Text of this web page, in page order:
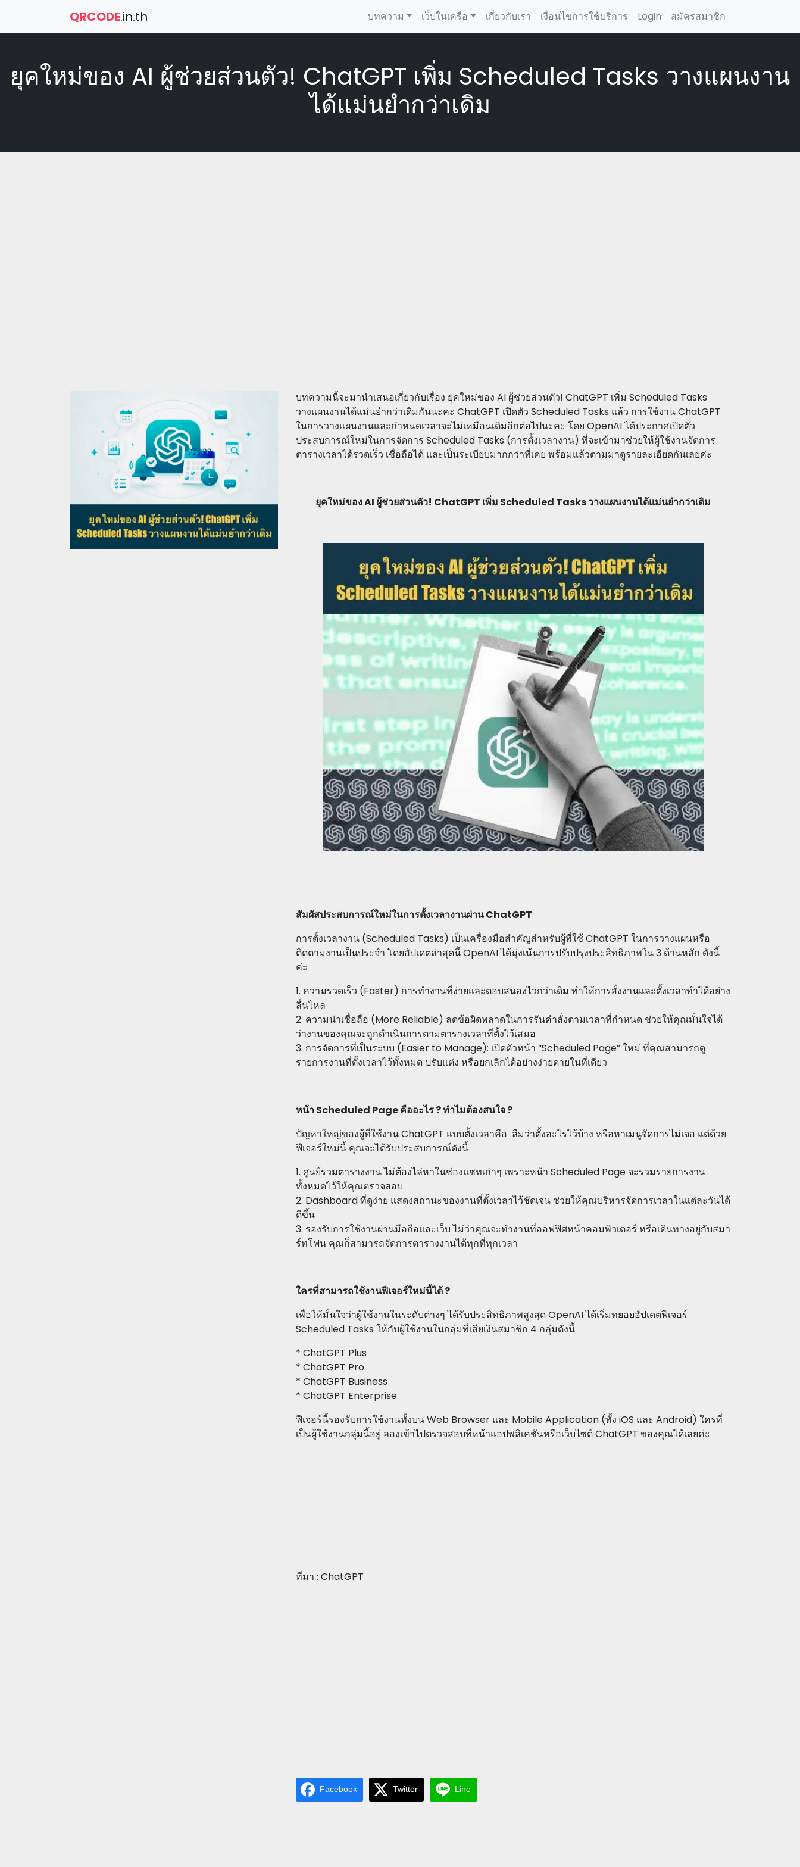
QRCODE.in.th บทความ เว็บในเครือ เกี่ยวกับเรา เงื่อนไขการใช้บริการ Login สมัครสมาชิก
ยุคใหม่ของ AI ผู้ช่วยส่วนตัว! ChatGPT เพิ่ม Scheduled Tasks วางแผนงาน
ได้แม่นยำกว่าเดิม
บทความนี้จะมานำเสนอเกี่ยวกับเรื่อง ยุคใหม่ของ AI ผู้ช่วยส่วนตัว! ChatGPT เพิ่ม Scheduled Tasks
วางแผนงานได้แม่นยำกว่าเดิมกันนะคะ ChatGPT เปิดตัว Scheduled Tasks แล้ว การใช้งาน ChatGPT
ในการวางแผนงานและกำหนดเวลาจะไม่เหมือนเดิมอีกต่อไปนะคะ โดย OpenAI ได้ประกาศเปิดตัว
ประสบการณ์ใหม่ในการจัดการ Scheduled Tasks (การตั้งเวลางาน) ที่จะเข้ามาช่วยให้ผู้ใช้งานจัดการ
ตารางเวลาได้รวดเร็ว เชื่อถือได้ และเป็นระเบียบมากกว่าที่เคย พร้อมแล้วตามมาดูรายละเอียดกันเลยค่ะ
ยุคใหม่ของ AI ผู้ช่วยส่วนตัว! ChatGPT เพิ่ม Scheduled Tasks วางแผนงานได้แม่นยำกว่าเดิม
สัมผัสประสบการณ์ใหม่ในการตั้งเวลางานผ่าน ChatGPT
การตั้งเวลางาน (Scheduled Tasks) เป็นเครื่องมือสำคัญสำหรับผู้ที่ใช้ ChatGPT ในการวางแผนหรือ
ติดตามงานเป็นประจำ โดยอัปเดตล่าสุดนี้ OpenAI ได้มุ่งเน้นการปรับปรุงประสิทธิภาพใน 3 ด้านหลัก ดังนี้
ค่ะ
1. ความรวดเร็ว (Faster) การทำงานที่ง่ายและตอบสนองไวกว่าเดิม ทำให้การสั่งงานและตั้งเวลาทำได้อย่าง
ลื่นไหล
2. ความน่าเชื่อถือ (More Reliable) ลดข้อผิดพลาดในการรันคำสั่งตามเวลาที่กำหนด ช่วยให้คุณมั่นใจได้
ว่างานของคุณจะถูกดำเนินการตามตารางเวลาที่ตั้งไว้เสมอ
3. การจัดการที่เป็นระบบ (Easier to Manage): เปิดตัวหน้า “Scheduled Page” ใหม่ ที่คุณสามารถดู
รายการงานที่ตั้งเวลาไว้ทั้งหมด ปรับแต่ง หรือยกเลิกได้อย่างง่ายดายในที่เดียว
หน้า Scheduled Page คืออะไร ? ทำไมต้องสนใจ ?
ปัญหาใหญ่ของผู้ที่ใช้งาน ChatGPT แบบตั้งเวลาคือ ลืมว่าตั้งอะไรไว้บ้าง หรือหาเมนูจัดการไม่เจอ แต่ด้วย
ฟีเจอร์ใหม่นี้ คุณจะได้รับประสบการณ์ดังนี้
1. ศูนย์รวมตารางงาน ไม่ต้องไล่หาในช่องแชทเก่าๆ เพราะหน้า Scheduled Page จะรวมรายการงาน
ทั้งหมดไว้ให้คุณตรวจสอบ
2. Dashboard ที่ดูง่าย แสดงสถานะของงานที่ตั้งเวลาไว้ชัดเจน ช่วยให้คุณบริหารจัดการเวลาในแต่ละวันได้
ดีขึ้น
3. รองรับการใช้งานผ่านมือถือและเว็บ ไม่ว่าคุณจะทำงานที่ออฟฟิศหน้าคอมพิวเตอร์ หรือเดินทางอยู่กับสมา
ร์ทโฟน คุณก็สามารถจัดการตารางงานได้ทุกที่ทุกเวลา
ใครที่สามารถใช้งานฟีเจอร์ใหม่นี้ได้ ?
เพื่อให้มั่นใจว่าผู้ใช้งานในระดับต่างๆ ได้รับประสิทธิภาพสูงสุด OpenAI ได้เริ่มทยอยอัปเดตฟีเจอร์
Scheduled Tasks ให้กับผู้ใช้งานในกลุ่มที่เสียเงินสมาชิก 4 กลุ่มดังนี้
* ChatGPT Plus
* ChatGPT Pro
* ChatGPT Business
* ChatGPT Enterprise
ฟีเจอร์นี้รองรับการใช้งานทั้งบน Web Browser และ Mobile Application (ทั้ง iOS และ Android) ใครที่
เป็นผู้ใช้งานกลุ่มนี้อยู่ ลองเข้าไปตรวจสอบที่หน้าแอปพลิเคชันหรือเว็บไซต์ ChatGPT ของคุณได้เลยค่ะ
ที่มา : ChatGPT
Facebook Twitter Line